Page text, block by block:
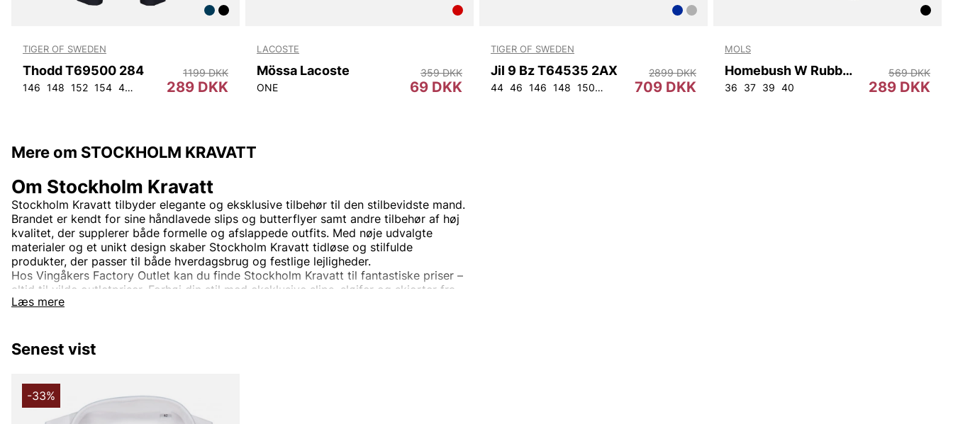
TIGER OF SWEDEN
Thodd T69500 284
146 148 152 154 44 48 50 52 54 92 104
289 DKK
1199 DKK
LACOSTE
Mössa Lacoste
ONE 69 DKK
359 DKK
TIGER OF SWEDEN
Jil 9 Bz T64535 2AX
44 46 146 148 150 152 92 96 100 104 108
709 DKK
2899 DKK
MOLS
Homebush W Rubber Boot
36 37 39 40 289 DKK
569 DKK
Mere om STOCKHOLM KRAVATT
Læs mere
Om Stockholm Kravatt
Stockholm Kravatt tilbyder elegante og eksklusive tilbehør til den stilbevidste mand.
Brandet er kendt for sine håndlavede slips og butterflyer samt andre tilbehør af høj
kvalitet, der supplerer både formelle og afslappede outfits. Med nøje udvalgte
materialer og et unikt design skaber Stockholm Kravatt tidløse og stilfulde
produkter, der passer til både hverdagsbrug og festlige lejligheder.
Hos Vingåkers Factory Outlet kan du finde Stockholm Kravatt til fantastiske priser –
altid til vilde outletpriser. Forhøj din stil med eksklusive slips, sløjfer og skjorter fra
Stockholm Kravatt – perfekt for den, der vil gøre et statement.
Senest vist
-33%